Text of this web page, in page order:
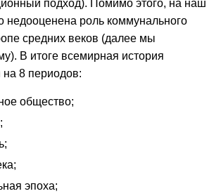
подход). Помимо этого, на наш
недооценена роль коммунального
средних веков (далее мы
В итоге всемирная история
8 периодов:
общество;
эпоха;